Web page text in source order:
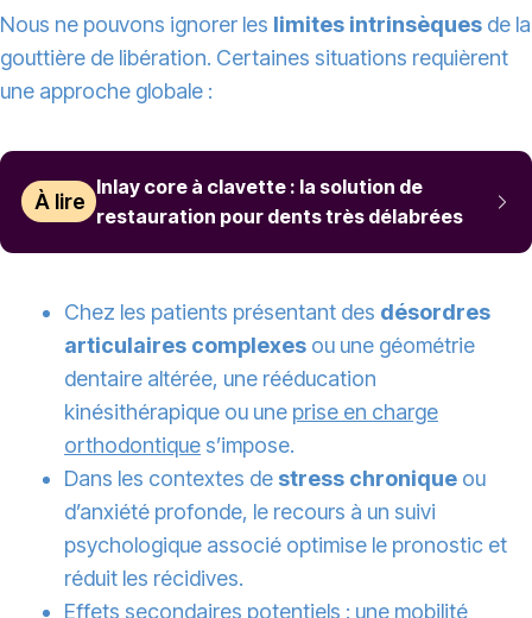
Nous ne pouvons ignorer les limites intrinsèques de la
gouttière de libération. Certaines situations requièrent
une approche globale :
À lire
Inlay core à clavette : la solution de
restauration pour dents très délabrées
Chez les patients présentant des désordres
articulaires complexes ou une géométrie
dentaire altérée, une rééducation
kinésithérapique ou une prise en charge
orthodontique s’impose.
Dans les contextes de stress chronique ou
d’anxiété profonde, le recours à un suivi
psychologique associé optimise le pronostic et
réduit les récidives.
Effets secondaires potentiels : une mobilité